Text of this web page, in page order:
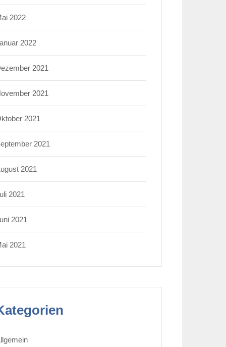
2022
2022
2021
2021
2021
2021
2021
2021
2021
2021